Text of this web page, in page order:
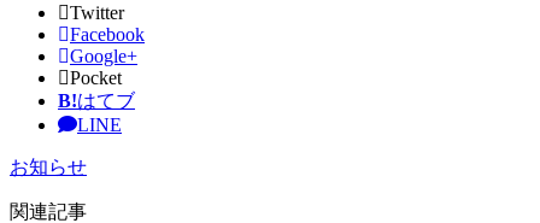
Twitter
Facebook
Google+
Pocket
B!はてブ
LINE
お知らせ
関連記事